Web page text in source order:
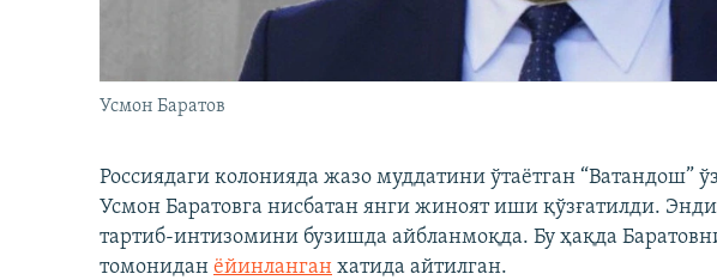
Усмон Баратов
Россиядаги колонияда жазо муддатини ўтаётган “Ватандош”
Усмон Баратовга нисбатан янги жиноят иши қўзғатилди.
тартиб-интизомини бузишда айбланмоқда. Бу ҳақда
томонидан ёйинланган хатида айтилган.